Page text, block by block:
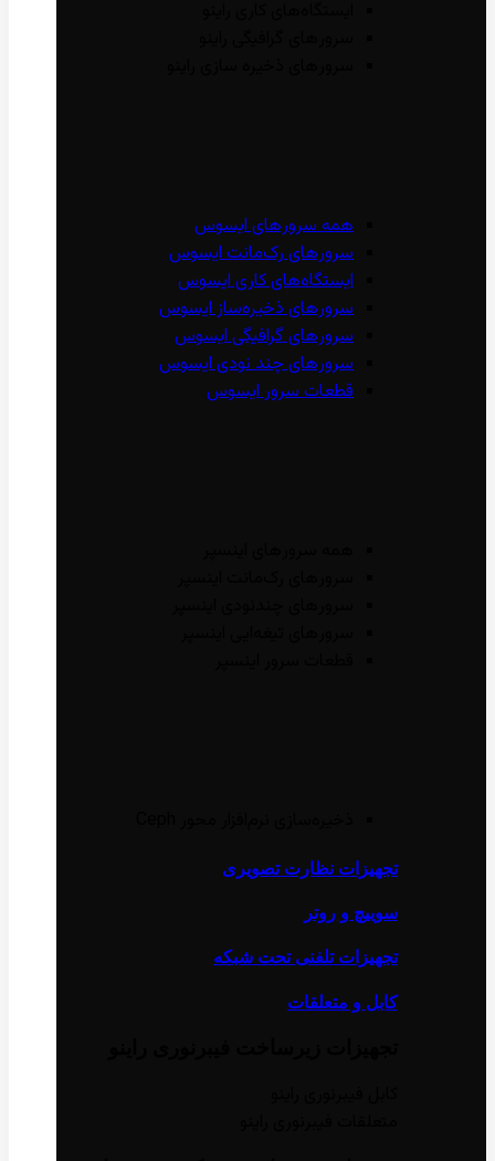
همه سرور‌های ایسوس
سرور‌های رک‌مانت ایسوس
ایستگاه‌های کاری ایسوس
سرور‌های ذخیره‌ساز ایسوس
سرور‌های گرافیگی ایسوس
سرور‌های چند نودی ایسوس
قطعات سرور ایسوس
تجهیزات نظارت تصویری
سوییچ و روتر
تجهیزات تلفنی تحت شبکه
کابل و متعلقات